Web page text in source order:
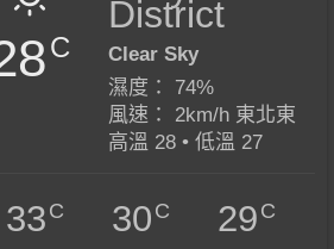
C
District
Clear Sky
濕度： 74%
風速： 2km/h 東北東
高溫 28 • 低溫 27
33C 30C 29C